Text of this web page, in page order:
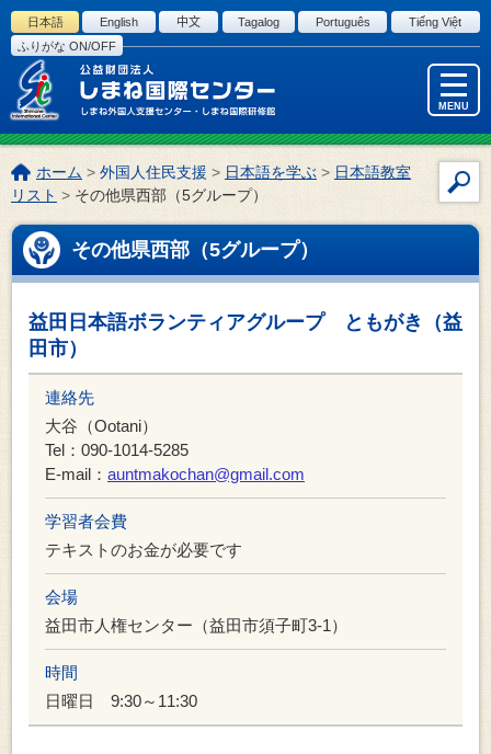
このページの本文へ
日本語 English 中文 Tagalog Português
Tiếng Việt
ふりがな ON/OFF
MENU
イ
索
こ
の
ペ
ー
ジ
の
置:
ホーム >外国人住民支援 > 日本語を学ぶ>日本語教室
リスト >その他県西部（5グループ）
その他県西部（5グループ）
益田日本語ボランティアグループ ともがき（益
田市）
連絡先
大谷（Ootani）
Tel：090-1014-5285
E-mail： auntmakochan@gmail.com
学習者会費
テキストのお金が必要です
会場
益田市人権センター（益田市須子町3-1）
時間
日曜日 9:30～11:30